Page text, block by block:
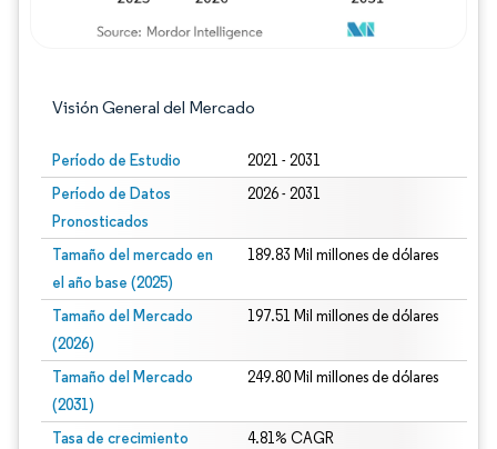
Visión General del Mercado
Período de Estudio 2021 - 2031
Período de Datos
Pronosticados
2026 - 2031
Tamaño del mercado en
el año base (2025)
189.83 Mil millones de dólares
Tamaño del Mercado
(2026)
197.51 Mil millones de dólares
Tamaño del Mercado
(2031)
249.80 Mil millones de dólares
Tasa de crecimiento
4.81% CAGR